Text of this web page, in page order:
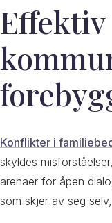
Effektiv
Konflikter i
skyldes
arenaer for åpen
som skjer av seg